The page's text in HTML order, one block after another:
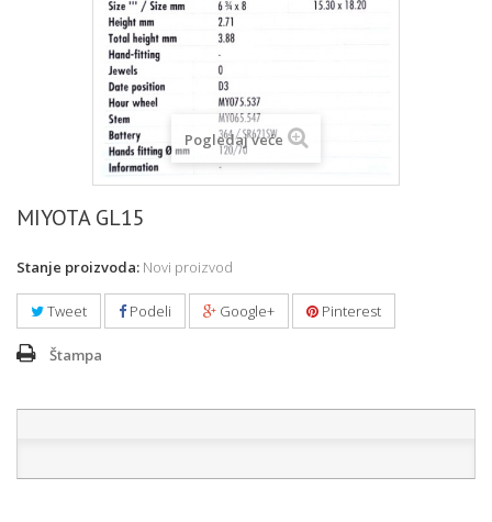
Pogledaj veće
MIYOTA GL15
Stanje proizvoda: Novi proizvod
Tweet Podeli Google+ Pinterest
Štampa